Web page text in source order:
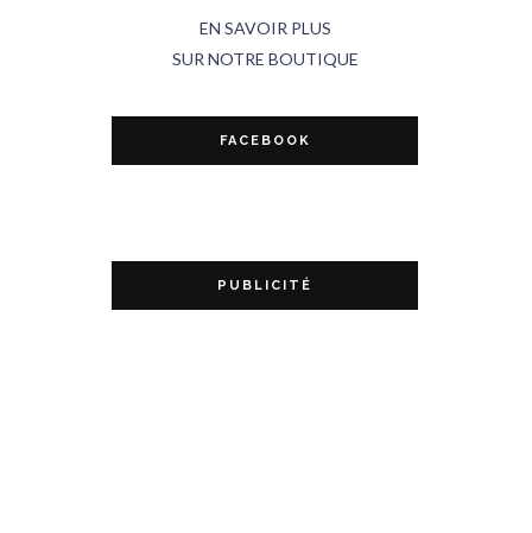
EN SAVOIR PLUS
SUR NOTRE BOUTIQUE
FACEBOOK
PUBLICITÉ